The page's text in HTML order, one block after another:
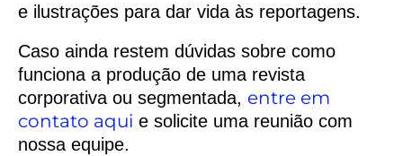
e ilustrações para dar vida às reportagens.
Caso ainda restem dúvidas sobre como
funciona a produção de uma revista
corporativa ou segmentada, entre em
contato aqui e solicite uma reunião com
nossa equipe.